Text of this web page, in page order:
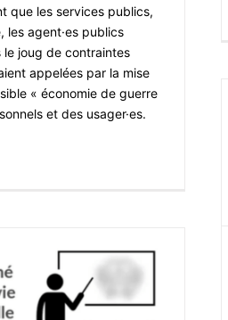
que les services publics,
les agent·es publics
le joug de contraintes
appelées par la mise
« économie de guerre
et des usager·es.
les mineur·es : changer la